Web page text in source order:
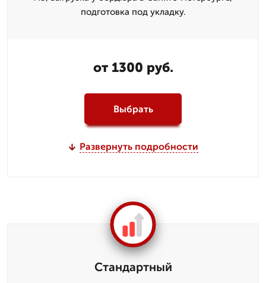
подготовка под укладку.
от 1300 руб.
Выбрать
Развернуть подробности
Стандартный